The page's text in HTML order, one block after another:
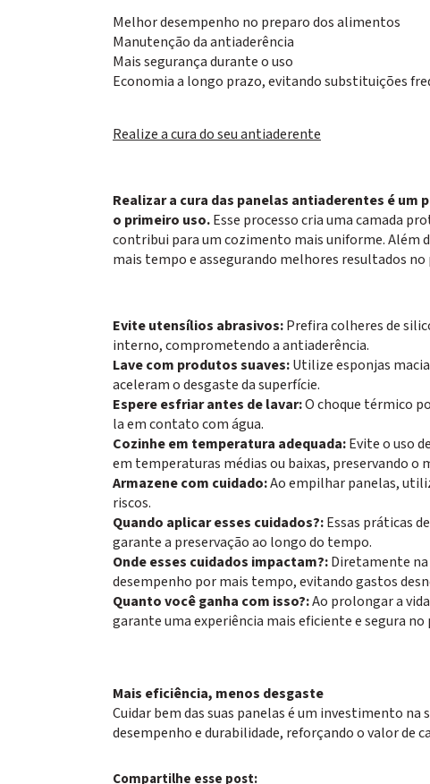
Melhor desempenho no preparo dos alimentos
Manutenção da antiaderência
Mais segurança durante o uso
Economia a longo prazo, evitando substituições
Realize a cura do seu antiaderente
Realizar a cura das panelas antiaderentes é
o primeiro uso.Esse processo cria uma camada
contribui para um cozimento mais uniforme. Além
mais tempo e assegurando melhores resultados
Evite utensílios abrasivos:Prefira colheres de
interno, comprometendo a antiaderência.
Lave com produtos suaves:Utilize esponjas
aceleram o desgaste da superfície.
Espere esfriar antes de lavar:O choque térmico
la em contato com água.
Cozinhe em temperatura adequada:Evite o uso
em temperaturas médias ou baixas, preservando
Armazene com cuidado:Ao empilhar panelas,
riscos.
Quando aplicar esses cuidados?:Essas práticas
garante a preservação ao longo do tempo.
Onde esses cuidados impactam?:Diretamente na
desempenho por mais tempo, evitando gastos
Quanto você ganha com isso?:Ao prolongar a
garante uma experiência mais eficiente e segura no
Mais eficiência, menos desgaste
Cuidar bem das suas panelas é um investimento
desempenho e durabilidade, reforçando o valor de
Compartilhe esse post: